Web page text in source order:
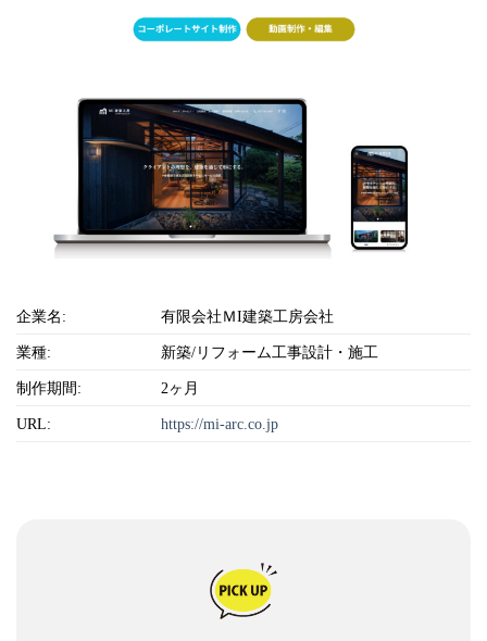
企業名: 有限会社ＭI建築工房会社
業種: 新築/リフォーム工事設計・施工
制作期間: 2ヶ月
URL: https://mi-arc.co.jp